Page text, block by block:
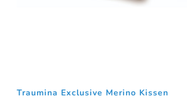
Traumina Exclusive Merino Kissen